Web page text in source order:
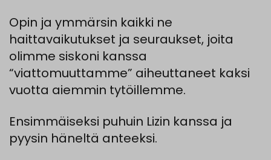
Opin ja ymmärsin kaikki ne
haittavaikutukset ja seuraukset, joita
olimme siskoni kanssa
“viattomuuttamme” aiheuttaneet kaksi
vuotta aiemmin tytöillemme.
Ensimmäiseksi puhuin Lizin kanssa ja
pyysin häneltä anteeksi.